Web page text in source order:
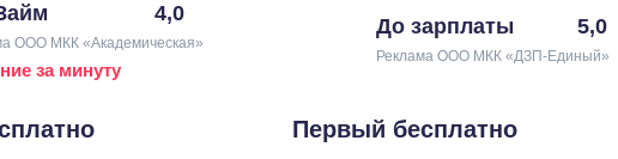
4,0
ООО МКК «Академическая»
за минуту
До зарплаты 5,0
Реклама ООО МКК «ДЗП-Единый»
Первый бесплатно